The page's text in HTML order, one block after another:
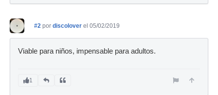
#2 por discolover el 05/02/2019
Viable para niños, impensable para adultos.
1